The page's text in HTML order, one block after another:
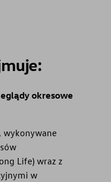
okresowe
wykonywane
Life) wraz z
w